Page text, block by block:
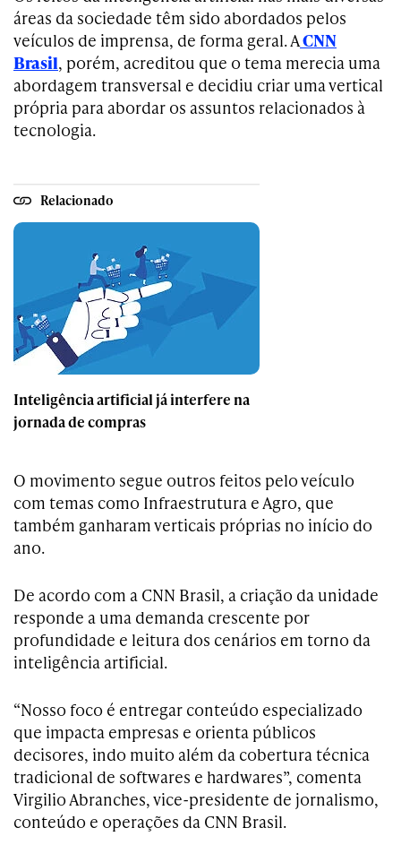
áreas da sociedade têm sido abordados pelos
veículos de imprensa, de forma geral. ACNN
Brasil, porém, acreditou que o tema merecia uma
abordagem transversal e decidiu criar uma vertical
própria para abordar os assuntos relacionados à
tecnologia.
Relacionado
Inteligência artificial já interfere na
jornada de compras
O movimento segue outros feitos pelo veículo
com temas como Infraestrutura e Agro, que
também ganharam verticais próprias no início do
ano.
De acordo com a CNN Brasil, a criação da unidade
responde a uma demanda crescente por
profundidade e leitura dos cenários em torno da
inteligência artificial.
“Nosso foco é entregar conteúdo especializado
que impacta empresas e orienta públicos
decisores, indo muito além da cobertura técnica
tradicional de softwares e hardwares”, comenta
Virgilio Abranches, vice-presidente de jornalismo,
conteúdo e operações da CNN Brasil.